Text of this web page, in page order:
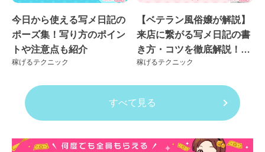
今日から使える写メ日記の
ポーズ集！写り方のポイン
トや注意点も紹介
稼げるテクニック
【ベテラン風俗嬢が解説】
来店に繋がる写メ日記の書
き方・コツを徹底解説！良
くない例も紹介
稼げるテクニック
すべて見る